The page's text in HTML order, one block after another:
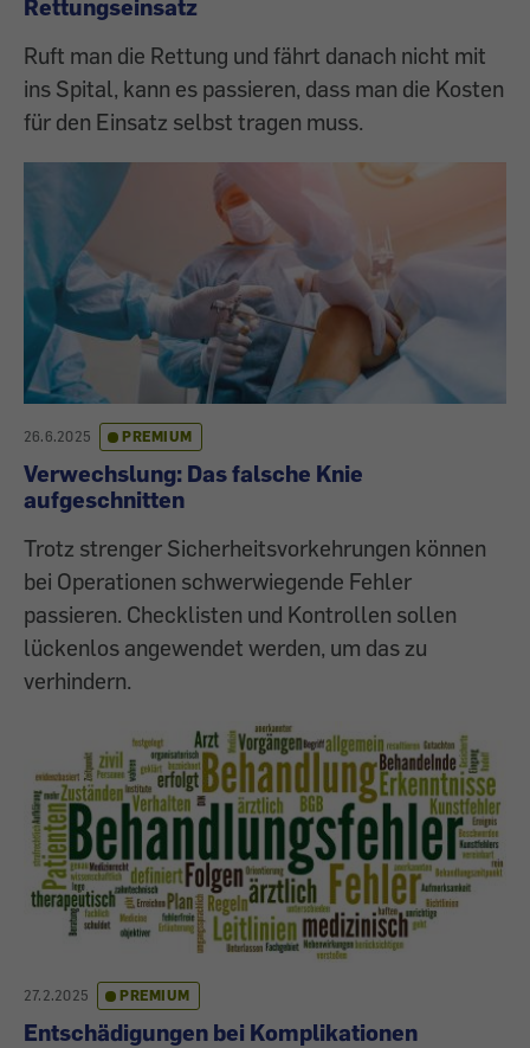
Rettungseinsatz
Ruft man die Rettung und fährt danach nicht mit
ins Spital, kann es passieren, dass man die Kosten
für den Einsatz selbst tragen muss.
26.6.2025 PREMIUM
Verwechslung: Das falsche Knie
aufgeschnitten
Trotz strenger Sicherheitsvorkehrungen können
bei Operationen schwerwiegende Fehler
passieren. Checklisten und Kontrollen sollen
lückenlos angewendet werden, um das zu
verhindern.
27.2.2025 PREMIUM
Entschädigungen bei Komplikationen